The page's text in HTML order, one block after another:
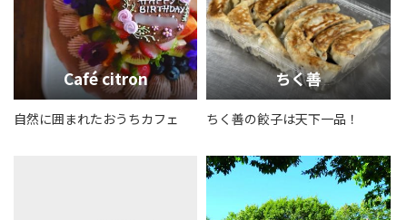
Café citron
自然に囲まれたおうちカフェ
ちく善
ちく善の餃子は天下一品！